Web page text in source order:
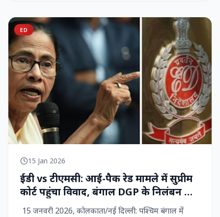
ED
15 Jan 2026
ईडी vs टीएमसी: आई-पैक रेड मामले में सुप्रीम
कोर्ट पहुंचा विवाद, बंगाल DGP के निलंबन की
मांग, कलकत्ता हाईकोर्ट में CBI छापेमारी
15 जनवरी 2026, कोलकाता/नई दिल्ली: पश्चिम बंगाल में